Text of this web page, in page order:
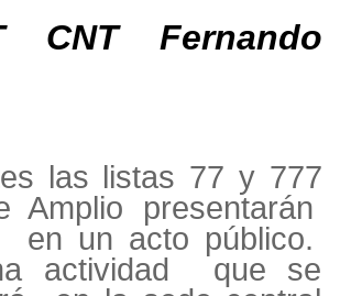
CNT Fernando
las listas 77 y 777
Amplio presentarán
en un acto público.
actividad que se